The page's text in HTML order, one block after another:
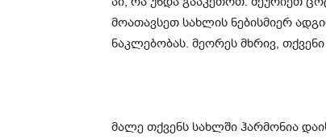
მოათავსეთ სახლის ნებისმიერ
ნაკლებობას. მეორეს მხრივ,
მალე თქვენს სახლში ჰარმონია